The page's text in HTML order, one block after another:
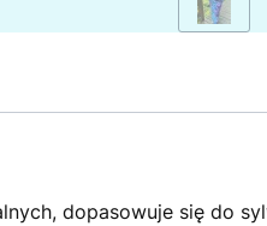
dopasowuje się do